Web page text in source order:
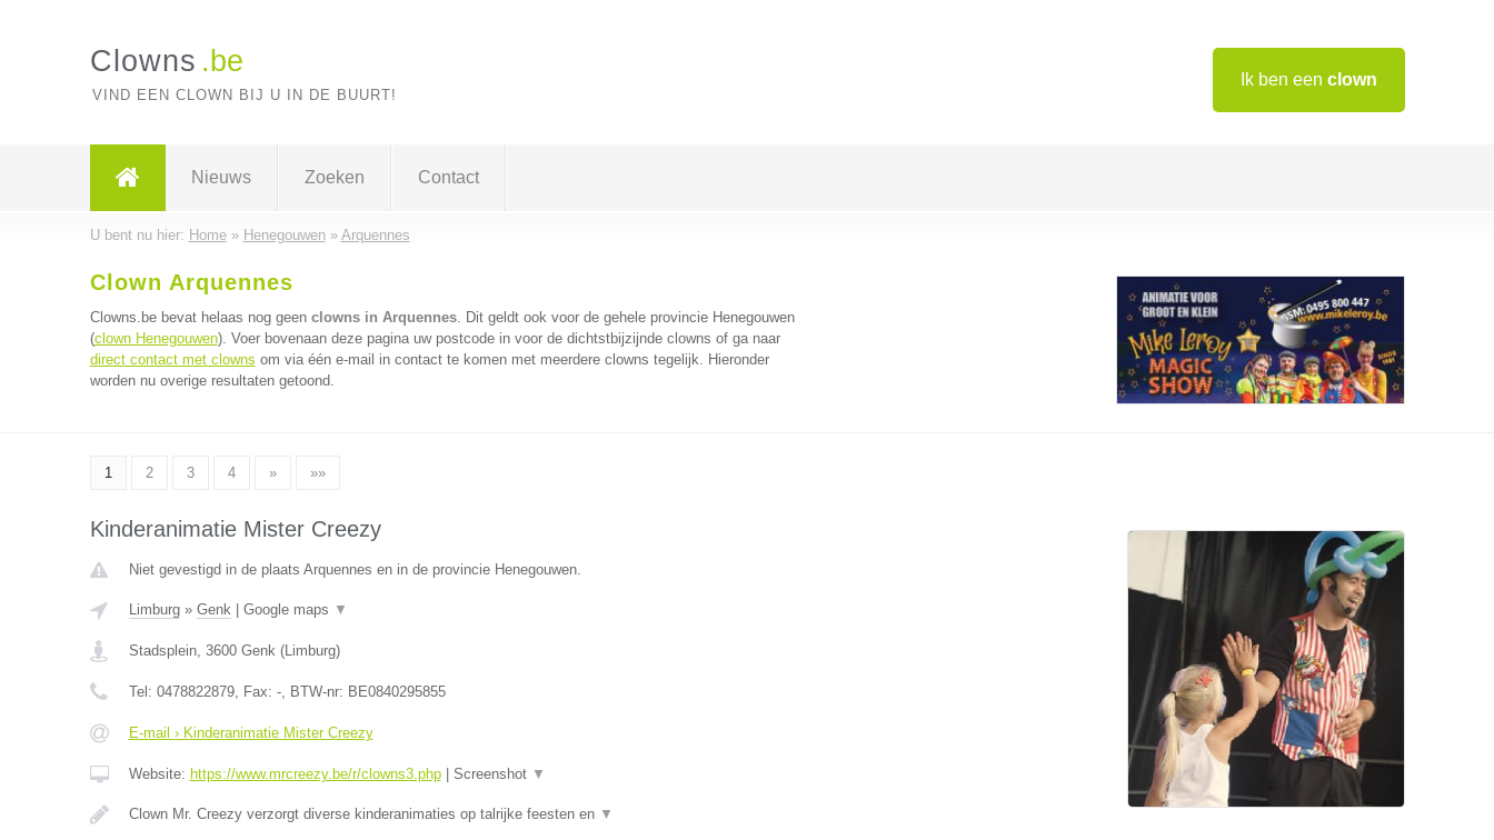
Ik ben een clown
Clowns .be
VIND EEN CLOWN BIJ U IN DE BUURT!
Nieuws Zoeken Contact
U bent nu hier: Home» Henegouwen» Arquennes
Clown Arquennes
Clowns.be bevat helaas nog geen clowns in Arquennes. Dit geldt ook voor de gehele provincie Henegouwen
(clown Henegouwen). Voer bovenaan deze pagina uw postcode in voor de dichtstbijzijnde clowns of ga naar
direct contact met clowns om via één e-mail in contact te komen met meerdere clowns tegelijk. Hieronder
worden nu overige resultaten getoond.
1 2 3 4 » »»
Kinderanimatie Mister Creezy
Niet gevestigd in de plaats Arquennes en in de provincie Henegouwen.
Limburg» Genk| Google maps ▼
Stadsplein, 3600 Genk(Limburg)
Tel: 0478822879, Fax: -, BTW-nr: BE0840295855
E-mail › Kinderanimatie Mister Creezy
Website: https://www.mrcreezy.be/r/clowns3.php| Screenshot ▼
Clown Mr. Creezy verzorgt diverse kinderanimaties op talrijke feesten en ▼